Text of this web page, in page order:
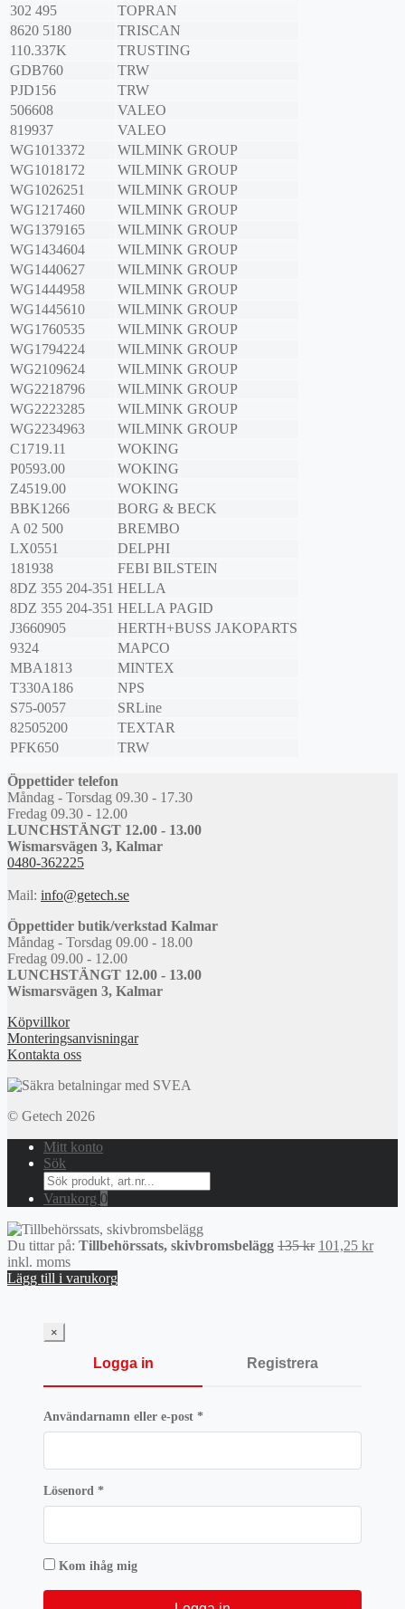
302 495
TOPRAN
8620 5180
TRISCAN
110.337K
TRUSTING
GDB760
TRW
PJD156
TRW
506608
VALEO
819937
VALEO
WG1013372
WILMINK GROUP
WG1018172
WILMINK GROUP
WG1026251
WILMINK GROUP
WG1217460
WILMINK GROUP
WG1379165
WILMINK GROUP
WG1434604
WILMINK GROUP
WG1440627
WILMINK GROUP
WG1444958
WILMINK GROUP
WG1445610
WILMINK GROUP
WG1760535
WILMINK GROUP
WG1794224
WILMINK GROUP
WG2109624
WILMINK GROUP
WG2218796
WILMINK GROUP
WG2223285
WILMINK GROUP
WG2234963
WILMINK GROUP
C1719.11
WOKING
P0593.00
WOKING
Z4519.00
WOKING
BBK1266
BORG & BECK
A 02 500
BREMBO
LX0551
DELPHI
181938
FEBI BILSTEIN
8DZ 355 204-351 HELLA
8DZ 355 204-351 HELLA PAGID
J3660905
HERTH+BUSS JAKOPARTS
9324
MAPCO
MBA1813
MINTEX
T330A186
NPS
S75-0057
SRLine
82505200
TEXTAR
PFK650
TRW
Öppettider telefon
Måndag - Torsdag 09.30 - 17.30
Fredag 09.30 - 12.00
LUNCHSTÄNGT 12.00 - 13.00
Wismarsvägen 3, Kalmar
0480-362225
Mail: info@getech.se
Öppettider butik/verkstad Kalmar
Måndag - Torsdag 09.00 - 18.00
Fredag 09.00 - 12.00
LUNCHSTÄNGT 12.00 - 13.00
Wismarsvägen 3, Kalmar
Köpvillkor
Monteringsanvisningar
Kontakta oss
© Getech 2026
Mitt konto
Sök
Search
for:
Varukorg 0
Du tittar på: Tillbehörssats, skivbromsbelägg 135kr Det
101,25 krDet
inkl. moms
Lägg till i varukorg
×
Logga in Registrera
Användarnamn eller e-post *Obligatoriskt
Lösenord *Obligatoriskt
Kom ihåg mig